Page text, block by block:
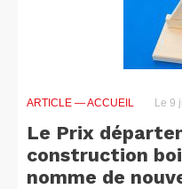
ARTICLE — ACCUEIL Le 9
Le Prix
construction
nomme de